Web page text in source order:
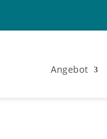
Angebot